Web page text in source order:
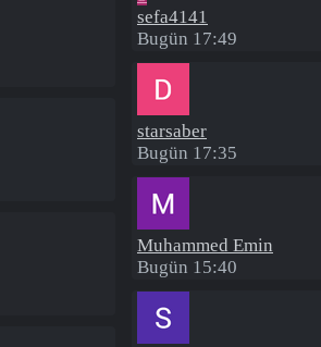
sefa4141
Bugün 17:49
starsaber
Bugün 17:35
Muhammed Emin
Bugün 15:40